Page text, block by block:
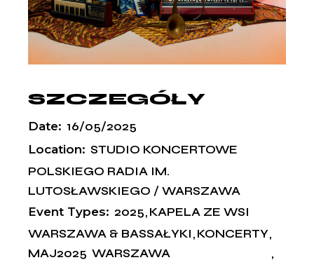
SZCZEGÓŁY
Date: 16/05/2025
Location: STUDIO KONCERTOWE
POLSKIEGO RADIA IM.
LUTOSŁAWSKIEGO / WARSZAWA
Event Types: 2025 KAPELA ZE WSI
WARSZAWA & BASSAŁYKI KONCERTY
MAJ2025 WARSZAWA